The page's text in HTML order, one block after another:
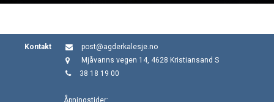
Kontakt
post@agderkalesje.no
Mjåvanns vegen 14, 4628 Kristiansand S
38 18 19 00
Åpningstider: